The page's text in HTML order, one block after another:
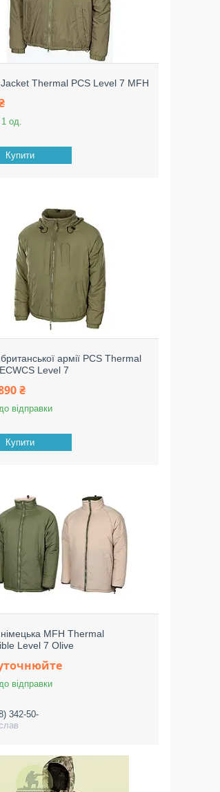
Jacket Thermal PCS Level 7 MFH
од.
Купити
армії PCS Thermal
Level 7
₴
відправки
Купити
німецька MFH Thermal
Level 7 Olive
відправки
342-50-